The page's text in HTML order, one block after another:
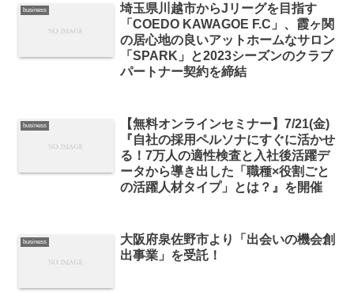
business
埼玉県川越市からJリーグを目指す
「COEDO KAWAGOE F.C」、霞ヶ関
の居心地の良いアットホームなサロン
「SPARK」と2023シーズンのクラブ
パートナー契約を締結
business
【無料オンラインセミナー】7/21(金)
『自社の採用ペルソナにすぐに活かせ
る！7万人の適性検査と入社後活躍デ
ータから導き出した「職種×役割ごと
の活躍人材タイプ」とは？』を開催
business
大阪府泉佐野市より「出会いの機会創
出事業」を受託！